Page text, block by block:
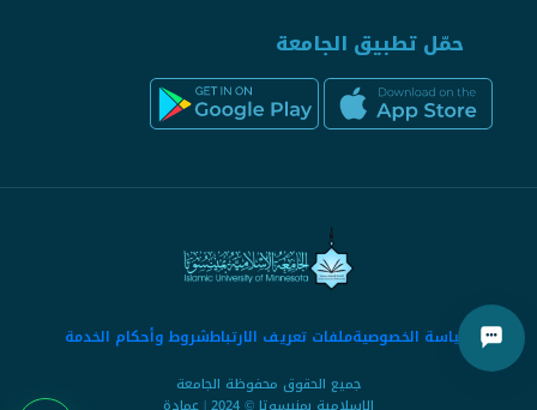
حمّل تطبيق الجامعة
سياسة الخصوصيةملفات تعريف الارتباطشروط وأحكام الخدمة
جميع الحقوق محفوظة الجامعة